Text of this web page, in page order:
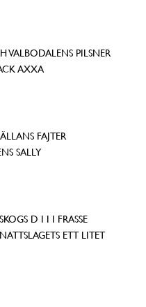
VALBODALENS PILSNER
AXXA
FAJTER
SALLY
D I I I FRASSE
ETT LITET